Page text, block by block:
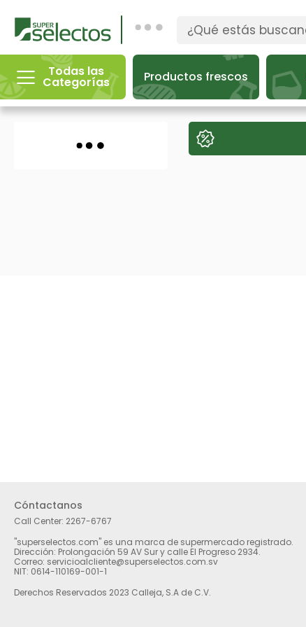
Todas las
Categorías Productos frescos
Cóntactanos
Call Center: 2267-6767
"superselectos.com" es una marca de supermercado registrado.
Dirección: Prolongación 59 AV Sur y calle El Progreso 2934.
Correo: servicioalcliente@superselectos.com.sv
NIT: 0614-110169-001-1
Derechos Reservados 2023 Calleja, S.A de C.V.